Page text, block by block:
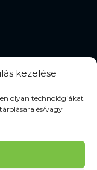
kezelése
olyan technológiákat
és/vagy